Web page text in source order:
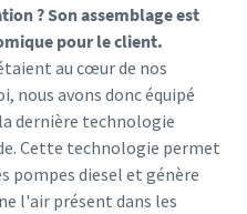
? Son assemblage est
pour le client.
au cœur de nos
nous avons donc équipé
dernière technologie
Cette technologie permet
pompes diesel et génère
l'air présent dans les